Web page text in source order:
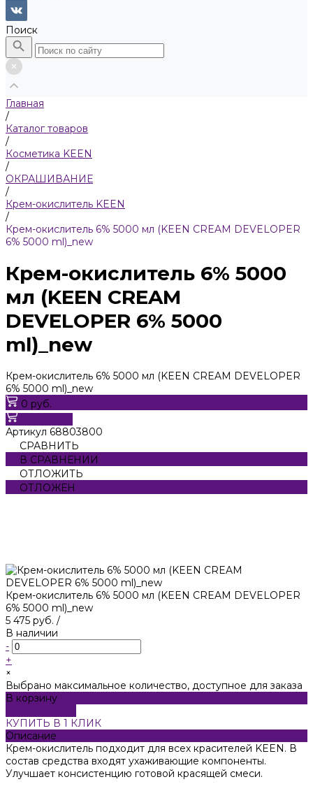
Поиск
Главная
/
Каталог товаров
/
Косметика KEEN
/
ОКРАШИВАНИЕ
/
Крем-окислитель KEEN
/
Крем-окислитель 6% 5000 мл (KEEN CREAM DEVELOPER
6% 5000 ml)_new
Крем-окислитель 6% 5000
мл (KEEN CREAM
DEVELOPER 6% 5000
ml)_new
Крем-окислитель 6% 5000 мл (KEEN CREAM DEVELOPER
6% 5000 ml)_new
0 руб.
Артикул 68803800
СРАВНИТЬ
В СРАВНЕНИИ
ОТЛОЖИТЬ
ОТЛОЖЕН
Крем-окислитель 6% 5000 мл (KEEN CREAM DEVELOPER
6% 5000 ml)_new
5 475 руб. /
В наличии
-
+
×
Выбрано максимальное количество, доступное для заказа
В корзину
КУПИТЬ В 1 КЛИК
Описание
Крем-окислитель подходит для всех красителей KEEN. В
состав средства входят ухаживающие компоненты.
Улучшает консистенцию готовой красящей смеси.